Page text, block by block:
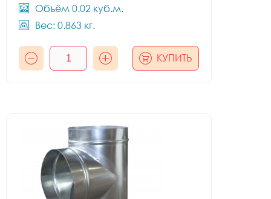
Объём 0.02 куб.м.
Вес: 0.863 кг.
КУПИТЬ